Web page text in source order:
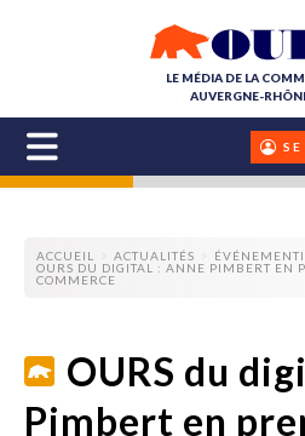
LE MÉDIA DE LA
AUVERGNE-
ACCUEIL ACTUALITÉS
OURS DU DIGITAL : ANNE PIMBERT EN
COMMERCE
OURS du
Pimbert en